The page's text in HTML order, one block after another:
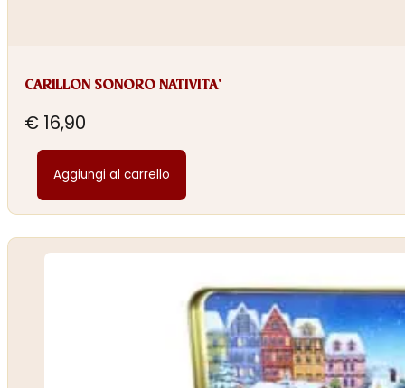
CARILLON SONORO NATIVITA’
€ 16,90
Aggiungi al carrello